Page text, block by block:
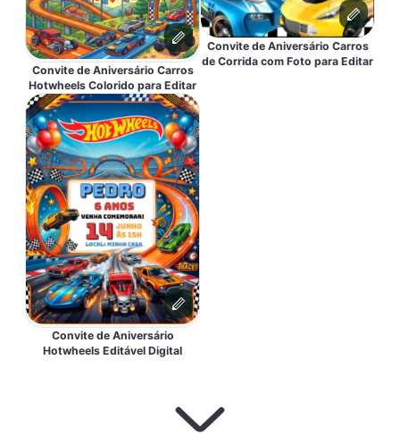
Convite de Aniversário Carros
Hotwheels Colorido para Editar
Convite de Aniversário
Hotwheels Editável Digital
Convite de Aniversário Carros
de Corrida com Foto para Editar